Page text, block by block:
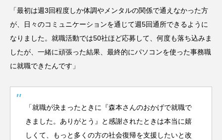
「最初は週3回程度しか体調やメンタルの関係で通えなかった方
が、日々のコミュニケーションを通じて週5回通所できるように
なりました。就職活動では50社ほど応募して、何度も落ち込みま
したが、一緒に頑張った結果、最終的にパソコンを使った事務職
に就職できたんです」
「就職が決まったときに『森本さんのおかげで就職で
きました。ありがとう』と感謝されたときは本当に嬉
しくて、もっと多くの方の社会復帰を支援したいと改